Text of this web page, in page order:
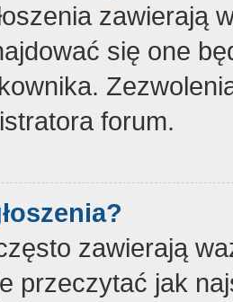
zawierają
się one
forum.
zawierają
przeczytać jak